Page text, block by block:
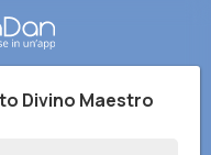
Divino Maestro